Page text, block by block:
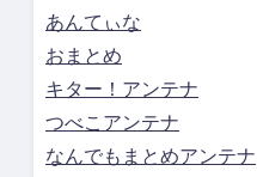
あんてぃな
おまとめ
キター！アンテナ
つべこアンテナ
なんでもまとめアンテナ